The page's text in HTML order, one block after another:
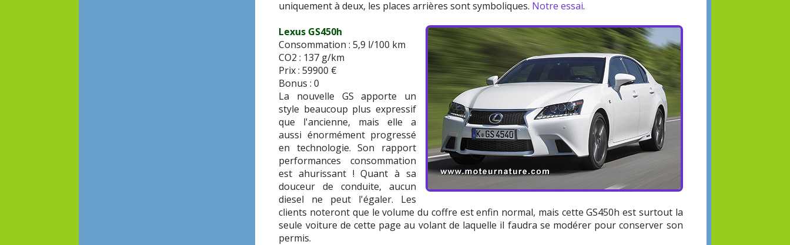
uniquement à deux, les places arrières sont symboliques. Notre essai.
Lexus GS450h
Consommation : 5,9 l/100 km
CO2 : 137 g/km
Prix : 59900 €
Bonus : 0
La nouvelle GS apporte un
style beaucoup plus expressif
que l'ancienne, mais elle a
aussi énormément progressé
en technologie. Son rapport
performances consommation
est ahurissant ! Quant à sa
douceur de conduite, aucun
diesel ne peut l'égaler. Les
clients noteront que le volume du coffre est enfin normal, mais cette GS450h est surtout la
seule voiture de cette page au volant de laquelle il faudra se modérer pour conserver son
permis.